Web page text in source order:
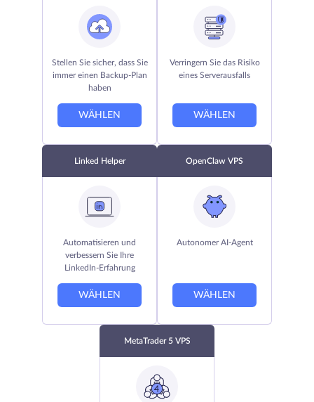
Stellen Sie sicher, dass Sie
immer einen Backup-Plan
haben
WÄHLEN
Verringern Sie das Risiko
eines Serverausfalls
WÄHLEN
Linked Helper
Automatisieren und
verbessern Sie Ihre
LinkedIn-Erfahrung
WÄHLEN
OpenClaw VPS
Autonomer AI-Agent
WÄHLEN
MetaTrader 5 VPS